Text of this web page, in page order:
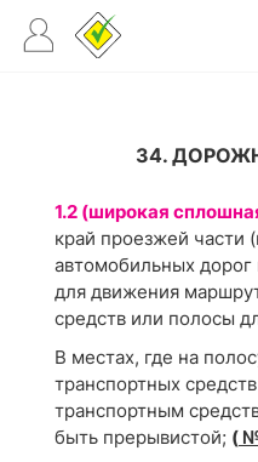
34.
1.2 (широкая
край проезжей части
автомобильных
для движения
средств или полосы
В местах, где на
транспортных
транспортным
быть прерывистой; (